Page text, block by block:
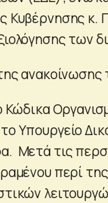
Κυβέρνησης κ.
των
ανακοίνωσης
Κώδικα
Υπουργείο
Μετά τις
περί